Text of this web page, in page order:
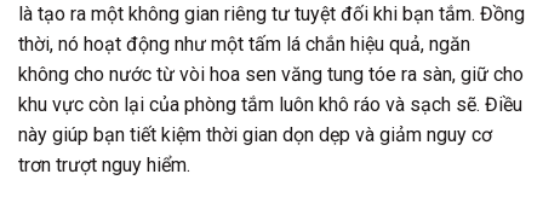
là tạo ra một không gian riêng tư tuyệt đối khi bạn tắm. Đồng
thời, nó hoạt động như một tấm lá chắn hiệu quả, ngăn
không cho nước từ vòi hoa sen văng tung tóe ra sàn, giữ cho
khu vực còn lại của phòng tắm luôn khô ráo và sạch sẽ. Điều
này giúp bạn tiết kiệm thời gian dọn dẹp và giảm nguy cơ
trơn trượt nguy hiểm.